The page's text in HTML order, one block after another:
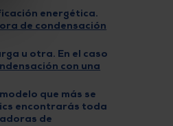
energética.
de condensación
u otra. En el caso
con una
que más se
encontrarás toda
de